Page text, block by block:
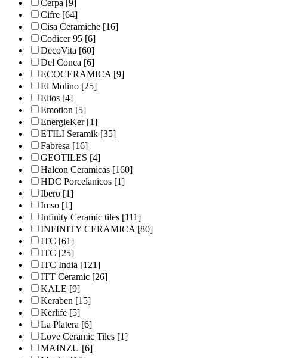
Cerpa [9]
Cifre [64]
Cisa Ceramiche [16]
Codicer 95 [6]
DecoVita [60]
Del Conca [6]
ECOCERAMICA[9]
El Molino [25]
Elios [4]
Emotion [5]
EnergieKer[1]
ETILI Seramik [35]
Fabresa [16]
GEOTILES [4]
Halcon Ceramicas [160]
HDC Porcelanicos [1]
Ibero [1]
Imso [1]
Infinity Ceramic tiles [111]
INFINITY CERAMICA[80]
ITC [61]
ITC [25]
ITC India [121]
ITT Ceramic [26]
KALE [9]
Keraben [15]
Kerlife [5]
La Platera [6]
Love Ceramic Tiles [1]
MAINZU [6]